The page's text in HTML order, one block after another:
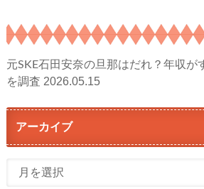
元SKE石田安奈の旦那はだれ？年収が
を調査 2026.05.15
アーカイブ